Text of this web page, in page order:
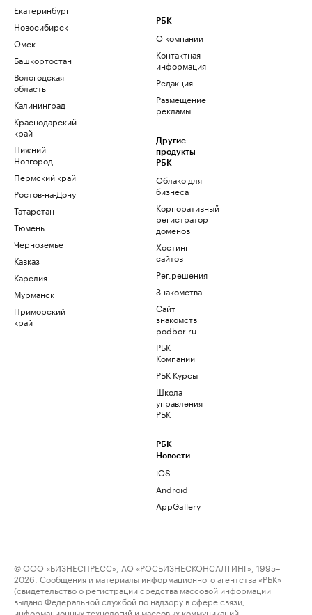
Екатеринбург
Новосибирск
Омск
Башкортостан
Вологодская
область
Калининград
Краснодарский
край
Нижний
Новгород
Пермский край
Ростов-на-Дону
Татарстан
Тюмень
Черноземье
Кавказ
Карелия
Мурманск
Приморский
край
РБК
О компании
Контактная
информация
Редакция
Размещение
рекламы
Другие
продукты
РБК
Облако для
бизнеса
Корпоративный
регистратор
доменов
Хостинг
сайтов
Рег.решения
Знакомства
Сайт
знакомств
podbor.ru
РБК
Компании
РБК Курсы
Школа
управления
РБК
РБК
Новости
iOS
Android
AppGallery
© ООО «БИЗНЕСПРЕСС», АО «РОСБИЗНЕСКОНСАЛТИНГ», 1995–
2026. Сообщения и материалы информационного агентства «РБК»
(свидетельство о регистрации средства массовой информации
выдано Федеральной службой по надзору в сфере связи,
информационных технологий и массовых коммуникаций